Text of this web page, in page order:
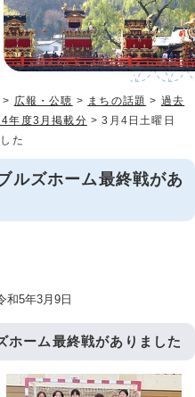
> 広報・公聴 > まちの話題 > 過去
4年度3月掲載分 > 3月4日土曜日
た
ズホーム最終戦があ
5年3月9日
ーム最終戦がありました